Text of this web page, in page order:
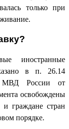
только при
иностранные
в п. 26.14
МВД России от
освобождены
и граждане стран
порядке.